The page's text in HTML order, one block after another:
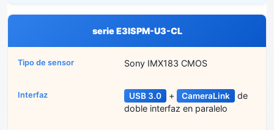
serie E3ISPM-U3-CL
Sony IMX183 CMOS
USB 3.0 + CameraLink
de
doble interfaz en paralelo